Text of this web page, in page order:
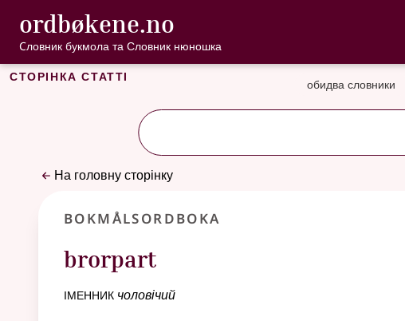
Перейти до основного вмісту
Доступність
ordbøkene.no , Cловник букмола
Cловник букмола та Словник нюношка
Сторінка статті обидва словники
На головну сторінку
Bokmålsordboka
brorpart
іменник чоловічий